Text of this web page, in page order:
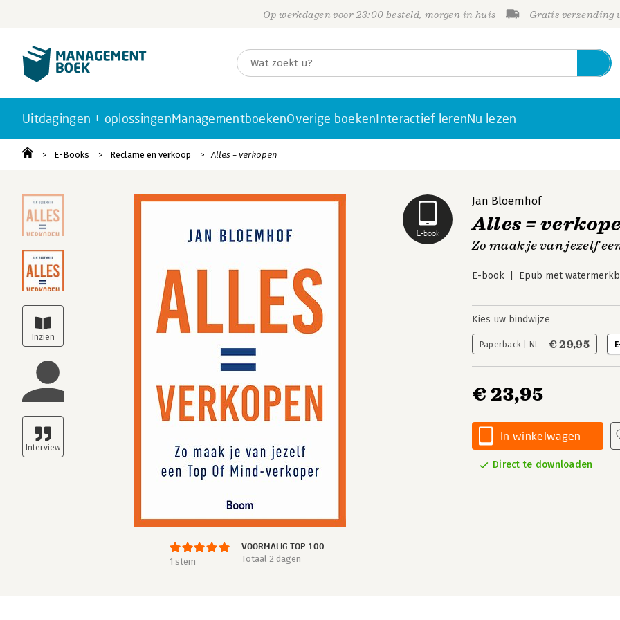
Op werkdagen voor 23:00 besteld, morgen in huis Gratis verzending
Uitdagingen + oplossingenManagementboekenOverige boekenInteractief lerenNu lezen
E-Books Reclame en verkoop Alles = verkopen
E-book
1 stem
VOORMALIG TOP 100
Totaal 2 dagen
Jan Bloemhof
Alles =
Zo maak je van jezelf
E-book Epub met
Kies uw bindwijze
Paperback | NL € 29,95
€ 23,95
In winkelwagen
Direct te downloaden